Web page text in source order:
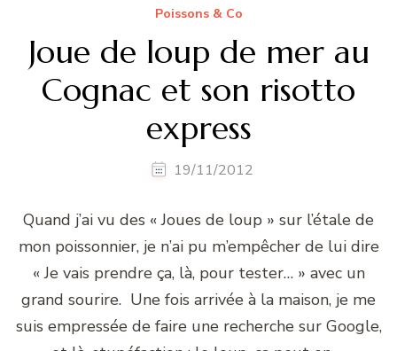
Poissons & Co
Joue de loup de mer au
Cognac et son risotto
express
19/11/2012
Quand j’ai vu des « Joues de loup » sur l’étale de
mon poissonnier, je n’ai pu m’empêcher de lui dire
« Je vais prendre ça, là, pour tester… » avec un
grand sourire. Une fois arrivée à la maison, je me
suis empressée de faire une recherche sur Google,